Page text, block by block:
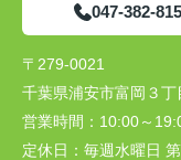
047-382-
〒279-0021
千葉県浦安市富岡３
営業時間： 10:00～
定休日： 毎週水曜日